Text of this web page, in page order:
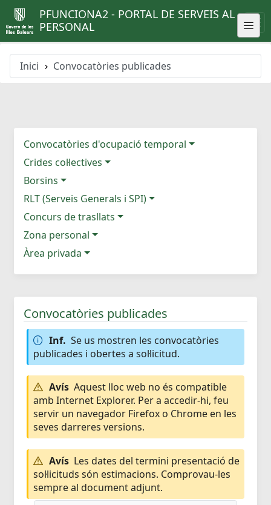
PFUNCIONA2 - PORTAL DE SERVEIS AL
PERSONAL
Inici Convocatòries publicades
Convocatòries d'ocupació temporal
Crides col·lectives
Borsins
RLT (Serveis Generals i SPI)
Concurs de trasllats
Zona personal
Àrea privada
Convocatòries publicades
Inf. Se us mostren les convocatòries
publicades i obertes a sol·licitud.
Avís Aquest lloc web no és compatible
amb Internet Explorer. Per a accedir-hi, feu
servir un navegador Firefox o Chrome en les
seves darreres versions.
Avís Les dates del termini presentació de
sol·licituds són estimacions. Comprovau-les
sempre al document adjunt.